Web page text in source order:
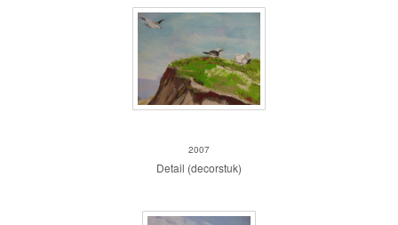
2007
Detail (decorstuk)